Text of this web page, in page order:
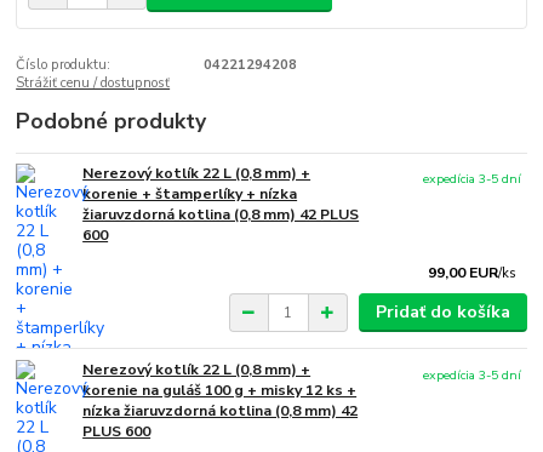
Číslo produktu:
04221294208
Strážiť cenu / dostupnosť
Podobné produkty
Nerezový kotlík 22 L (0,8 mm) +
korenie + štamperlíky + nízka
žiaruvzdorná kotlina (0,8 mm) 42 PLUS
600
99,00 EUR/ks
expedícia 3-5 dní
Pridať do košíka
Nerezový kotlík 22 L (0,8 mm) +
korenie na guláš 100 g + misky 12 ks +
nízka žiaruvzdorná kotlina (0,8 mm) 42
PLUS 600
expedícia 3-5 dní